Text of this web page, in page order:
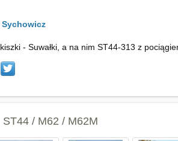
Sychowicz
- Suwałki, a na nim ST44-313 z
ST44 / M62 / M62M